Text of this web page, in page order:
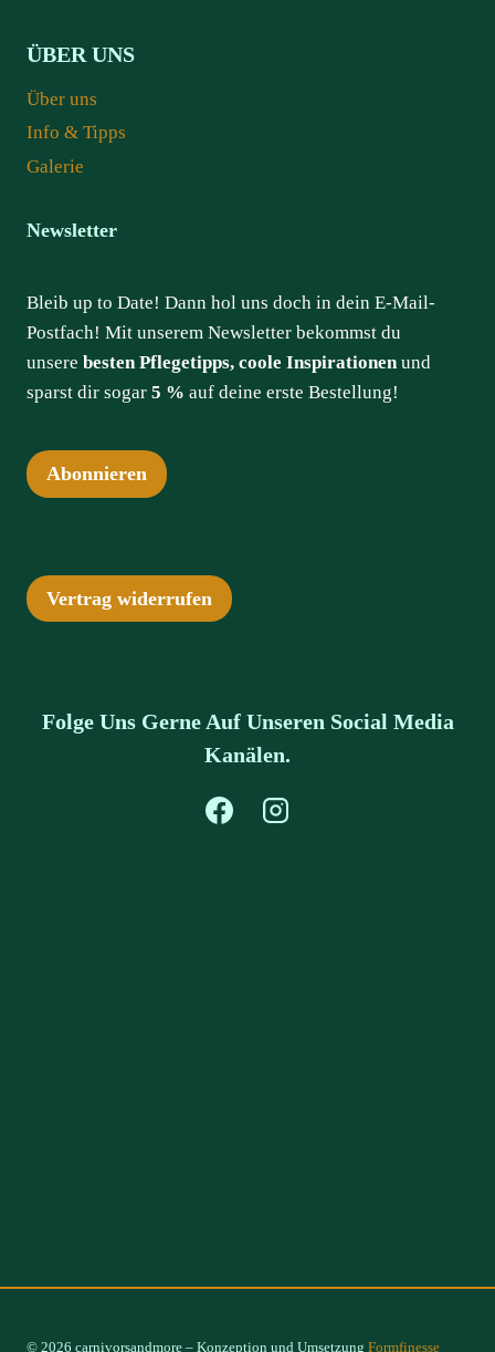
ÜBER UNS
Über uns
Info & Tipps
Galerie
Newsletter
Bleib up to Date! Dann hol uns doch in dein E-Mail-
Postfach! Mit unserem Newsletter bekommst du
unsere besten Pflegetipps, coole Inspirationenund
sparst dir sogar 5 % auf deine erste Bestellung!
Abonnieren
Vertrag widerrufen
Folge Uns Gerne Auf Unseren Social Media
Kanälen.
© 2026 carnivorsandmore – Konzeption und Umsetzung Formfinesse